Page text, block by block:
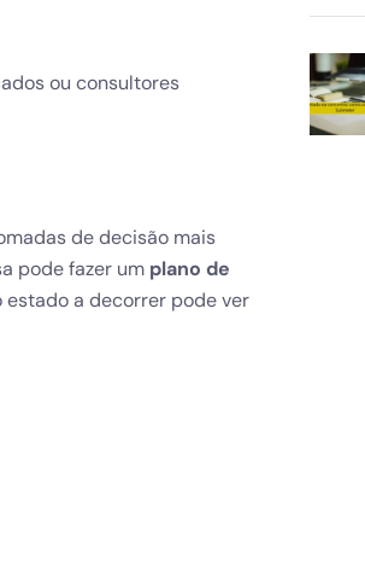
ou consultores
de decisão mais
pode fazer um plano de
a decorrer pode ver
Subscreva a